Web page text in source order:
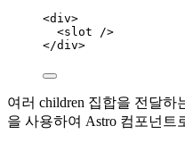
<div>
<slot />
</div>
여러 children 집합을 전달하
을 사용하여 Astro 컴포넌트